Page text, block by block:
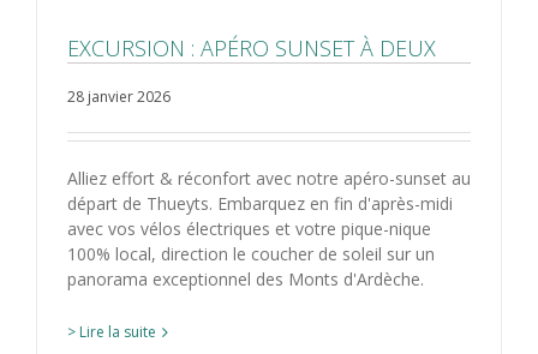
EXCURSION : APÉRO SUNSET À DEUX
28 janvier 2026
Alliez effort & réconfort avec notre apéro-sunset au
départ de Thueyts. Embarquez en fin d'après-midi
avec vos vélos électriques et votre pique-nique
100% local, direction le coucher de soleil sur un
panorama exceptionnel des Monts d'Ardèche.
> Lire la suite